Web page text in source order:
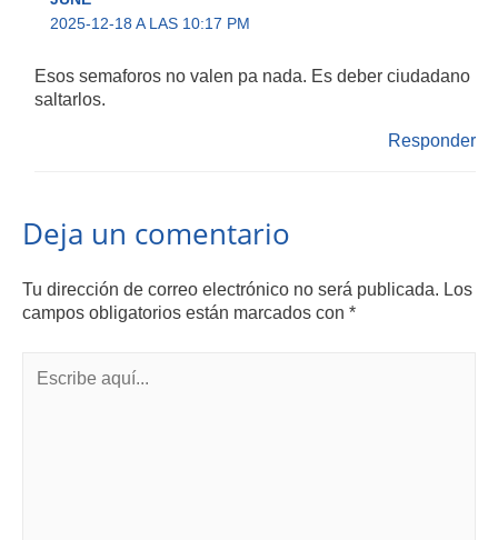
2025-12-18 A LAS 10:17 PM
Esos semaforos no valen pa nada. Es deber ciudadano
saltarlos.
Responder
Deja un comentario
Tu dirección de correo electrónico no será publicada. Los
campos obligatorios están marcados con *